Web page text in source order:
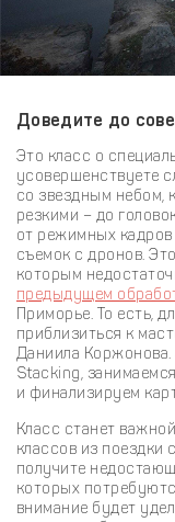
Доведите до
Это класс о
усовершенствуете
со звездным небом,
резкими – до
от режимных
съемок с дронов.
которым
предыдущем
Приморье. То есть,
приблизиться к
Даниила
Stacking,
и финализируем
Класс станет
классов из
получите
которых
внимание будет